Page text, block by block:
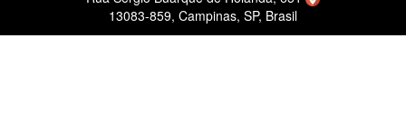
13083-859, Campinas, SP, Brasil